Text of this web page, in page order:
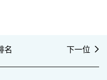
名 下一位